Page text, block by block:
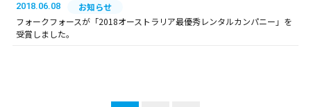
2018.06.08
お知らせ
フォークフォースが「2018オーストラリア最優秀レンタルカンパニー」を
受賞しました。